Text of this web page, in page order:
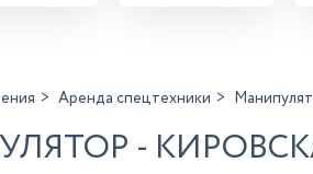
Аренда спецтехники
-